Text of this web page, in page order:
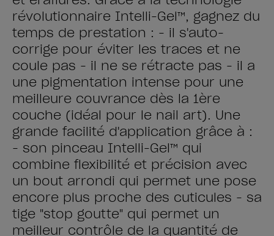
révolutionnaire Intelli-Gel™, gagnez du
temps de prestation : - il s'auto-
corrige pour éviter les traces et ne
coule pas - il ne se rétracte pas - il a
une pigmentation intense pour une
meilleure couvrance dès la 1ère
couche (idéal pour le nail art). Une
grande facilité d'application grâce à :
- son pinceau Intelli-Gel™ qui
combine flexibilité et précision avec
un bout arrondi qui permet une pose
encore plus proche des cuticules - sa
tige "stop goutte" qui permet un
meilleur contrôle de la quantité de